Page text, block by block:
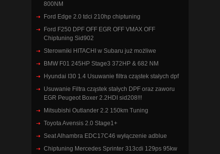
800NM
Ford Edge 2.0 tdci 210hp chiptuning
Ford F250 DPF OFF EGR OFF VMAX OFF
Chiptuning Sid902
Sterowniki HITACHI w Subaru już możliwe
BMW F01 245HP Stage3 372HP & 682 NM
Hyundai I30 1.4 Usuwanie filtra cząstek stałych dpf
Usuwanie Filtra cząstek stałych DPF oraz zaworu
EGR Peugeot Boxer 2.2HDI sid208!!!
Mitsubishi Outlander 2.2 150km Tuning
Toyota Avensis 2.0 Stage1+
Seat Alhambra EDC17C46 wyłączenie adblue
Chiptuning Mercedes Sprinter 313cdi 129ps 95kw